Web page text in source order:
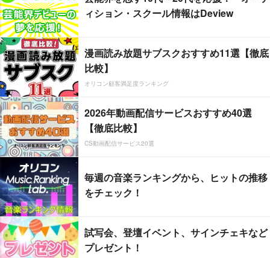
ィション・スクール情報はDeview
漫画読み放題サブスクおすすめ11選【徹底
比較】
オリコン顧客満足度ランキング
2026年動画配信サービスおすすめ40選
【徹底比較】
CS動画配信サービス20選
毎週の音楽ランキングから、ヒットの推移
をチェック！
試写会、登壇イベント、サインチェキなど
プレゼント！